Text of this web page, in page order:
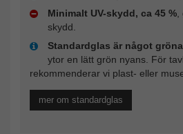
Minimalt UV-skydd, ca 45 %,
skydd.
Standardglas är något
ytor en lätt grön nyans. För
rekommenderar vi plast- eller
mer om standardglas